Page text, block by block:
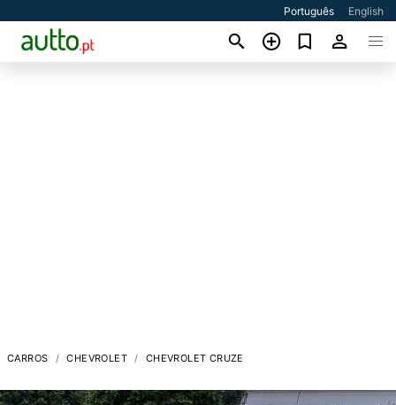
Português English
CARROS CHEVROLET CHEVROLET CRUZE